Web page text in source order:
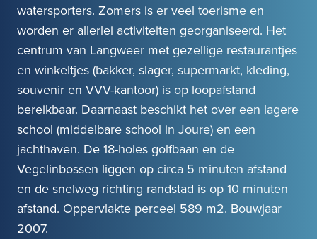
watersporters. Zomers is er veel toerisme en
worden er allerlei activiteiten georganiseerd. Het
centrum van Langweer met gezellige restaurantjes
en winkeltjes (bakker, slager, supermarkt, kleding,
souvenir en VVV-kantoor) is op loopafstand
bereikbaar. Daarnaast beschikt het over een lagere
school (middelbare school in Joure) en een
jachthaven. De 18-holes golfbaan en de
Vegelinbossen liggen op circa 5 minuten afstand
en de snelweg richting randstad is op 10 minuten
afstand. Oppervlakte perceel 589 m2. Bouwjaar
2007.